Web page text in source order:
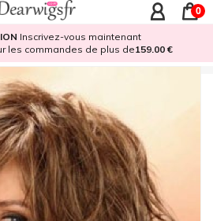
0
Inscrivez-vous maintenant
les commandes de plus de159.00 €